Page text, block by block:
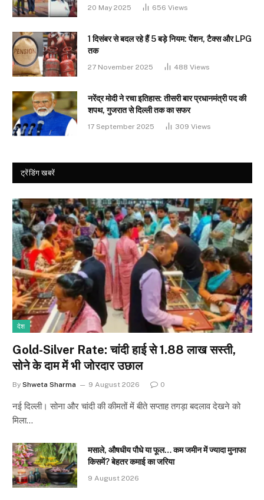
20 May 2025 656 Views
1 दिसंबर से बदल रहे हैं 5 बड़े नियम: पेंशन, टैक्स और LPG
तक
27 November 2025 488 Views
नरेंद्र मोदी ने रचा इतिहास: तीसरी बार प्रधानमंत्री पद की
शपथ, गुजरात से दिल्ली तक का सफर
17 September 2025 309 Views
ट्रेंडिंग खबरें
देश
Gold-Silver Rate: चांदी हाई से ₹1.88 लाख सस्ती,
सोने के दाम में भी जोरदार उछाल
By Shweta Sharma 9 August 2026 0
नई दिल्ली। सोना और चांदी की कीमतों में बीते सप्ताह तगड़ा बदलाव देखने को
मिला…
मसाले, औषधीय पौधे या फूल… कम जमीन में ज्यादा मुनाफा
किसमें? बेहतर कमाई का जरिया
9 August 2026